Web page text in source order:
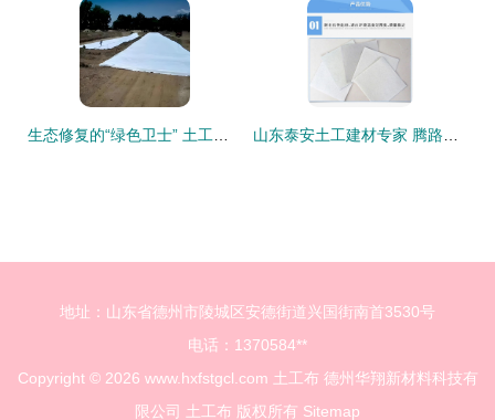
地址：山东省德州市陵城区安德街道兴国街南首3530号
电话：1370584**
Copyright © 2026 www.hxfstgcl.com 土工布 德州华翔新材料科技有
限公司 土工布 版权所有 Sitemap